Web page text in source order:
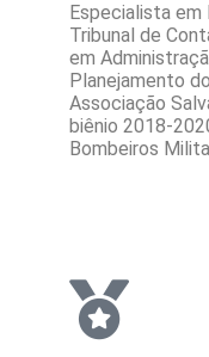
Especialista em
Tribunal de
em
Planejamento
Associação
biênio 2018-
Bombeiros